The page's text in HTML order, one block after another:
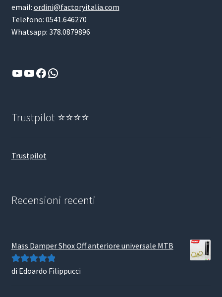
email: ordini@factoryitalia.com
Telefono: 0541.646270
Whatsapp: 378.0879896
YouTube
YouTube
Facebook
WhatsApp
Trustpilot ⭐⭐⭐⭐
Trustpilot
Recensioni recenti
Mass Damper Shox Off anteriore universale MTB
Valutato5su
di Edoardo Filippucci